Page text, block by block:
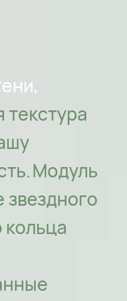
текстура
Модуль
звездного
кольца